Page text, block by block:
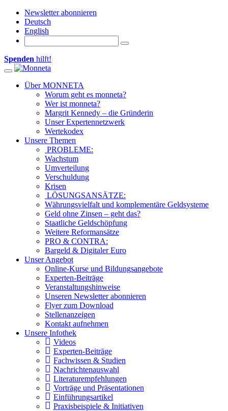
Newsletter abonnieren
Deutsch
English
Spenden hilft!
Toggle navigation
Über MONNETA
Worum geht es monneta?
Wer ist monneta?
Margrit Kennedy – die Gründerin
Unser Expertennetzwerk
Wertekodex
Unsere Themen
PROBLEME:
Wachstum
Umverteilung
Verschuldung
Krisen
LÖSUNGSANSÄTZE:
Währungsvielfalt und komplementäre Geldsysteme
Geld ohne Zinsen – geht das?
Staatliche Geldschöpfung
Weitere Reformansätze
PRO & CONTRA:
Bargeld & Digitaler Euro
Unser Angebot
Online-Kurse und Bildungsangebote
Experten-Beiträge
Veranstaltungshinweise
Unseren Newsletter abonnieren
Flyer zum Download
Stellenanzeigen
Kontakt aufnehmen
Unsere Infothek
Videos
Experten-Beiträge
Fachwissen & Studien
Nachrichtenauswahl
Literaturempfehlungen
Vorträge und Präsentationen
Einführungsartikel
Praxisbeispiele & Initiativen